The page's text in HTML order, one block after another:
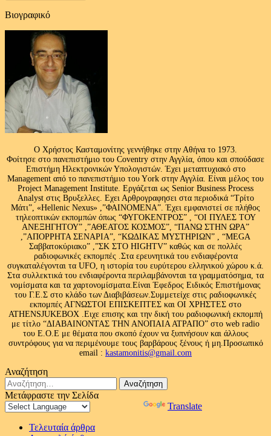
Βιογραφικό
Ο Χρήστος Κασταμονίτης γεννήθηκε στην Αθήνα το 1973.
Φοίτησε στο πανεπιστήμιο του Coventry στην Αγγλία, όπου και σπούδασε
Επιστήμη Ηλεκτρονικών Υπολογιστών. Έχει μεταπτυχιακό στο
Management από το πανεπιστήμιο του Υork στην Αγγλία. Είναι μέλος του
Project Management Institute. Εργάζεται ως Senior Business Process
Analyst στις Βρυξελλες. Εχει Αρθρογραφησει στα περιοδικά “Τρίτο
Μάτι”, «Hellenic Nexus» ,”ΦΑΙΝΟΜΕΝΑ”. Έχει εμφανιστεί σε πλήθος
τηλεοπτικών εκπομπών όπως “ΦΥΓΟΚΕΝΤΡΟΣ” , “ΟΙ ΠΥΛΕΣ ΤΟΥ
ΑΝΕΞΗΓΗΤΟΥ” ,”ΑΘΕΑΤΟΣ ΚΟΣΜΟΣ”, “ΠΑΝΩ ΣΤΗΝ ΩΡΑ”
,”ΑΠΟΡΡΗΤΑ ΣΕΝΑΡΙΑ”, “ΚΩΔΙΚΑΣ ΜΥΣΤΗΡΙΩΝ” , “MEGA
Σαββατοκύριακο” ,”ΣΚ ΣΤΟ HIGHTV” καθώς και σε πολλές
ραδιοφωνικές εκπομπές .Στα ερευνητικά του ενδιαφέροντα
συγκαταλέγονται τα UFO, η ιστορία του ευρύτερου ελληνικού χώρου κ.ά.
Στα συλλεκτικά του ενδιαφέροντα περιλαμβάνονται τα γραμματόσημα, τα
νομίσματα και τα χαρτονομίσματα.Είναι Έφεδρος Ειδικός Επιστήμονας
του Γ.Ε.Σ στο κλάδο των Διαβιβάσεων.Συμμετείχε στις ραδιοφωνικές
εκπομπές ΑΓΝΩΣΤΟΙ ΕΠΙΣΚΕΠΤΕΣ και ΟΙ ΧΡΗΣΤΕΣ στο
ATHENSJUKEBOX .Ειχε επισης και την δική του ραδιοφωνική εκπομπή
με τίτλο “ΔΙΑΒΑΙΝΟΝΤΑΣ ΤΗΝ ΑΝΟΠΑΙΑ ΑΤΡΑΠΟ” στο web radio
του Ε.Ο.Ε με θέματα που σκοπό έχουν να ξυπνήσουν και άλλους
συντρόφους για να περιμένουμε τους βαρβάρους ξένους ή μη.Προσωπικό
email : kastamonitis@gmail.com
Αναζήτηση
Αναζήτηση
για:
Μετάφραστε την Σελίδα
Translate
Τελευταία άρθρα